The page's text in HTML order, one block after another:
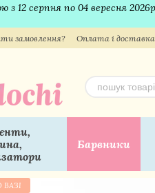
контенту
з 12 серпня по 04 вересня
замовлення? Оплата і доставка
Барвники